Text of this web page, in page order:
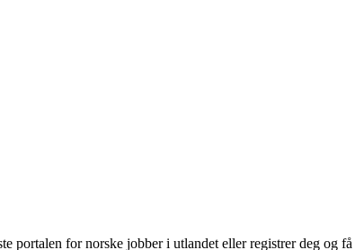
portalen for norske jobber i utlandet eller registrer deg og få